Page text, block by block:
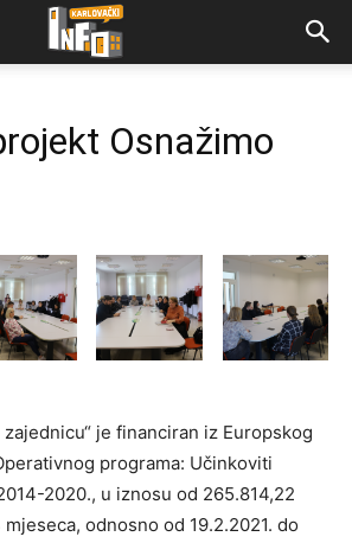
Osnažimo
je financiran iz Europskog
programa: Učinkoviti
2020., u iznosu od 265.814,22
odnosno od 19.2.2021. do